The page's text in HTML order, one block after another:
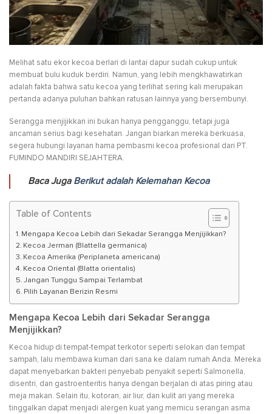
Melihat satu ekor kecoa berlari di lantai dapur sudah cukup untuk
membuat bulu kuduk berdiri. Namun, yang lebih mengkhawatirkan
adalah fakta bahwa satu kecoa yang terlihat sering kali merupakan
pertanda adanya puluhan bahkan ratusan lainnya yang bersembunyi.
Serangga menjijikkan ini bukan hanya pengganggu, tetapi juga
ancaman serius bagi kesehatan. Jangan biarkan mereka berkuasa,
segera hubungi layanan hama pembasmi kecoa profesional dari PT.
FUMINDO MANDIRI SEJAHTERA.
Baca Juga Berikut adalah Kelemahan Kecoa
Table of Contents
Mengapa Kecoa Lebih dari Sekadar Serangga Menjijikkan?
Kecoa Jerman (Blattella germanica)
Kecoa Amerika (Periplaneta americana)
Kecoa Oriental (Blatta orientalis)
Jangan Tunggu Sampai Terlambat
Pilih Layanan Berizin Resmi
Mengapa Kecoa Lebih dari Sekadar Serangga
Menjijikkan?
Kecoa hidup di tempat-tempat terkotor seperti selokan dan tempat
sampah, lalu membawa kuman dari sana ke dalam rumah Anda. Mereka
dapat menyebarkan bakteri penyebab penyakit seperti Salmonella,
disentri, dan gastroenteritis hanya dengan berjalan di atas piring atau
meja makan. Selain itu, kotoran, air liur, dan kulit ari yang mereka
tinggalkan dapat menjadi alergen kuat yang memicu serangan asma